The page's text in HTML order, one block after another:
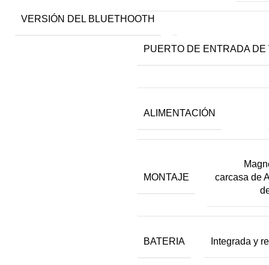
VERSIÓN DEL BLUETHOOTH
PUERTO DE ENTRADA DE
ALIMENTACIÓN
MONTAJE
carcasa de
BATERIA Integrada y